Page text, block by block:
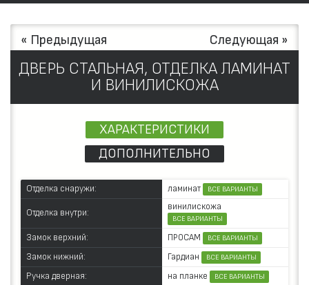
« Предыдущая Следующая »
ДВЕРЬ СТАЛЬНАЯ, ОТДЕЛКА ЛАМИНАТ
И ВИНИЛИСКОЖА
ХАРАКТЕРИСТИКИ
ДОПОЛНИТЕЛЬНО
Отделка снаружи: ламинат ВСЕ ВАРИАНТЫ
Отделка внутри:
винилискожа
ВСЕ ВАРИАНТЫ
Замок верхний: ПРОСАМ ВСЕ ВАРИАНТЫ
Замок нижний: Гардиан ВСЕ ВАРИАНТЫ
Ручка дверная: на планке ВСЕ ВАРИАНТЫ